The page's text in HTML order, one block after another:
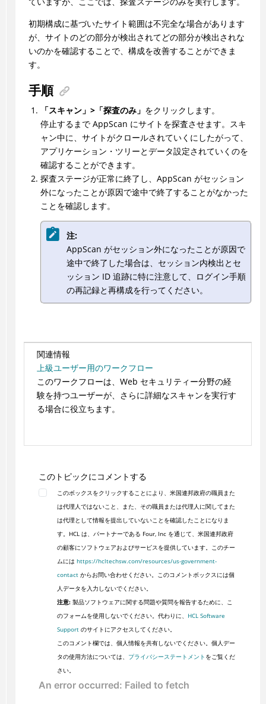
初期構成に基づいたサイト範囲は不完全な場合があります
が、サイトのどの部分が検出されてどの部分が検出されな
いのかを確認することで、構成を改善することができま
す。
手順
「スキャン」>「探査のみ」 をクリックします。
停止するまで AppScan にサイトを探査させます。スキ
ャン中に、サイトがクロールされていくにしたがって、
アプリケーション・ツリーとデータ設定されていくのを
確認することができます。
探査ステージが正常に終了し、 AppScan がセッション
外になったことが原因で途中で終了することがなかった
ことを確認します。
注:
AppScan がセッション外になったことが原因で
途中で終了した場合は、セッション内検出とセ
ッション ID 追跡に特に注意して、ログイン手順
の再記録と再構成を行ってください。
関連情報
上級ユーザー用のワークフロー
このワークフローは、Web セキュリティー分野の経
験を持つユーザーが、さらに詳細なスキャンを実行す
る場合に役立ちます。
このトピックにコメントする
このボックスをクリックすることにより、米国連邦政府の職員また
は代理人ではないこと、また、その職員または代理人に関してまた
は代理として情報を提出していないことを確認したことになりま
す。HCL は、パートナーである Four, Inc を通じて、米国連邦政府
の顧客にソフトウェアおよびサービスを提供しています。このチー
ムには https://hcltechsw.com/resources/us-government-
contactからお問い合わせください。このコメントボックスには個
人データを入力しないでください。
注意:製品ソフトウェアに関する問題や質問を報告するために、こ
のフォームを使用しないでください。代わりに、 HCL Software
Supportのサイトにアクセスしてください。
このコメント欄では、個人情報を共有しないでください。個人デー
タの使用方法については、 プライバシーステートメント をご覧くだ
さい。